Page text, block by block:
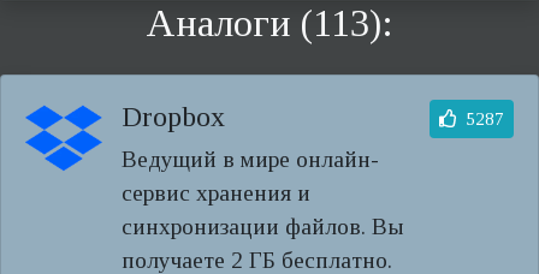
Аналоги (113):
Dropbox
Ведущий в мире онлайн-
сервис хранения и
синхронизации файлов. Вы
получаете 2 ГБ бесплатно.
5287